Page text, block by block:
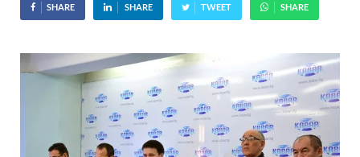
SHARE SHARE TWEET SHARE